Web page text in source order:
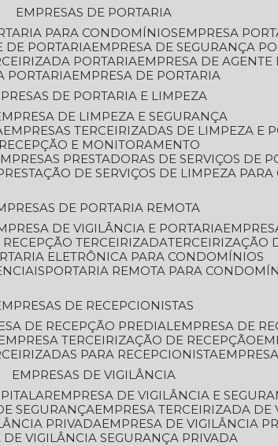
EMPRESAS DE PORTARIA
PARA CONDOMÍNIOS
EMPRESA
DE PORTARIA
EMPRESA DE SEGURANÇA
PORTARIA
EMPRESA DE
PORTARIA
EMPRESA DE PORTARIA
DE PORTARIA E LIMPEZA
EMPRESA DE LIMPEZA E SEGURANÇA
EMPRESAS TERCEIRIZADAS DE LIMPEZA E
E MONITORAMENTO
EMPRESAS PRESTADORAS DE SERVIÇOS DE
DE SERVIÇOS DE LIMPEZA
DE PORTARIA REMOTA
DE VIGILÂNCIA E PORTARIA
RECEPÇÃO TERCEIRIZADA TERCEIRIZAÇÃO
ELETRÔNICA PARA CONDOMÍNIOS
PORTARIA REMOTA PARA
EMPRESAS DE RECEPCIONISTAS
DE RECEPÇÃO PREDIAL
EMPRESA DE
EMPRESA TERCEIRIZAÇÃO DE RECEPÇÃO
PARA RECEPCIONISTA
EMPRESAS DE VIGILÂNCIA
EMPRESA DE VIGILÂNCIA E
SEGURANÇA
EMPRESA TERCEIRIZADA
PRIVADA
EMPRESA DE VIGILÂNCIA
DE VIGILÂNCIA SEGURANÇA PRIVADA